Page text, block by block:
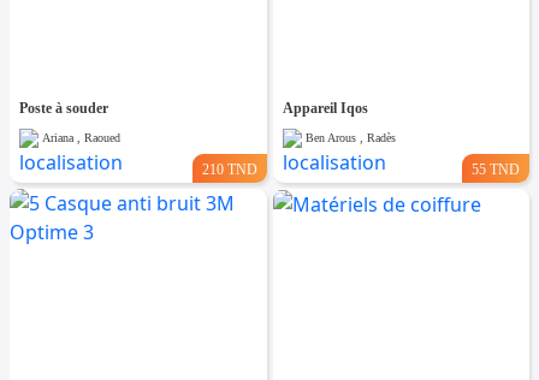
Poste à souder
Ariana , Raoued
210 TND
Appareil Iqos
Ben Arous , Radès
55 TND